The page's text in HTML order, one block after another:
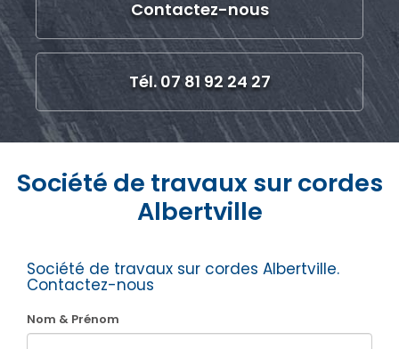
Contactez-nous
Tél. 07 81 92 24 27
Société de travaux sur cordes
Albertville
Société de travaux sur cordes Albertville.
Contactez-nous
Nom & Prénom